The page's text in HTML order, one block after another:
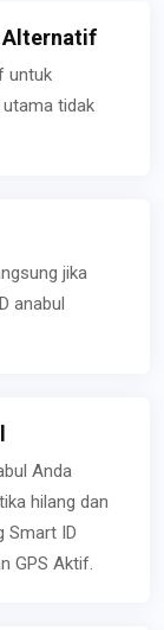
Alternatif
untuk
tidak
jika
anabul
Anda
hilang dan
Smart ID
GPS Aktif.